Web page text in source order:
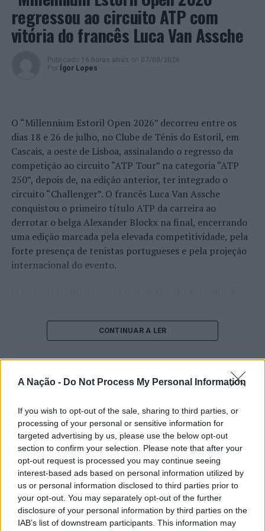
A Nação - Do Not Process My Personal Information
If you wish to opt-out of the sale, sharing to third parties, or
processing of your personal or sensitive information for
targeted advertising by us, please use the below opt-out
section to confirm your selection. Please note that after your
opt-out request is processed you may continue seeing
interest-based ads based on personal information utilized by
us or personal information disclosed to third parties prior to
your opt-out. You may separately opt-out of the further
disclosure of your personal information by third parties on the
IAB’s list of downstream participants. This information may
Nas explicações técnicas que apresentaram, o diretor do
Departamento, Agostinho Pizarro, e a Chefe de Divisão
dos Serviços Urbanos, Isabel Machado, explicaram como
toda a operação será agilizada e colocada no terreno e
cateringe os resíduos similares de transformação de
alimentos”.
Esta primeira fase da operação implicou a aquisição de
291 contentores de 140 litros, 100 contentores de 50
litros e 35 contentores para recolha de resíduos nos
cemitérios, feira e mercado.
Entretanto, sob o lema “Comida não é lixo! – Valorize os
resíduos orgânicos” está a ser implementada uma
campanha de comunicação e sensibilização que inclui
apetrechadas para o efeito.
transformados em fertilizante sem aditivos químicos,
para posterior utilização na agricultura e jardinagem.
TÓPICOS RELACIONADOS: AMBIENTE
BARCELOS
BIORRESÍDUOS
DESTAQUE MÁRIO CONSTANTINO
PRÓXIMO
Distrito de Braga: PSP regista 47 acidentes rodoviários
em menos de uma semana
NÃO PERCA
Barcelos: Apresentação do programa das
regressou ao circuito ATP com
vitória do francês Luca Van Assche
Publicado 16 horas atrás on 07/08/2026
Por
Ígor Lopes
O “Millennium Estoril Open 2026” decorreu entre os
dias 18 e 26 de julho, no Clube de Ténis do Estoril, em
Cascais, a oeste de Lisboa, assinalando o regresso da
competição ao circuito “ATP Tour” na categoria “ATP
250”, depois de, na edição anterior, ter integrado o
circuito “Challenger”. O francês Luca Van Assche
conquistou o primeiro título ATP da carreira ao
derrotar o belga Alexander Blockx na final, encerrando
uma edição marcada pela elevada competitividade, pela
forte presença de tenistas portugueses e pela projeção
internacional do evento.
de um lugar no quadro principal. A cerimónia de
abertura contou com a presença do presidente da
acompanhado pelo executivo municipal, assinalando o
início de uma competição que voltou a colocar o
concelho no centro do calendário internacional do
ténis.
Apesar das desistências de última hora de jogadores
como Casper Ruud (Noruega), Alejandro Davidovich
Fokina (Espanha) e Matteo Arnaldi (Itália), a prova
apresentou um quadro competitivo de elevado nível,
liderado pelo russo Andrey Rublev, primeiro cabeça de
série, pelo italiano Luciano Darderi, pelo chileno
Alejandro Tabilo e pelo belga Alexander Blockx.
CONTINUAR A LER
ATUALIDADE
Castelo Branco: “Bienal
Internacional de Artes e Ofícios”
promete afirmar artesanato,
património e inovação como
“motores de desenvolvimento
económico e cultural” do município
português